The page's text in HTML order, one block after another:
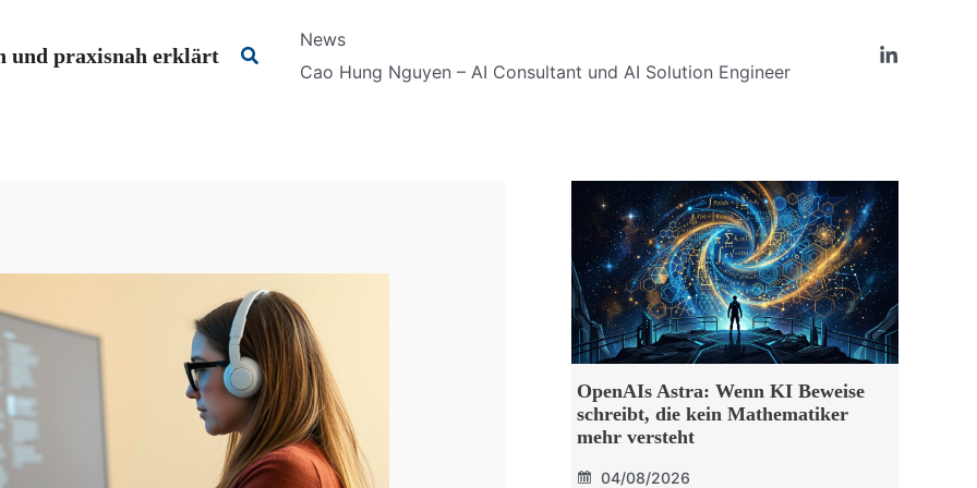
und praxisnah erklärt Suchen
News
Cao Hung Nguyen – AI Consultant und AI Solution Engineer
OpenAIs Astra: Wenn KI Beweise
schreibt, die kein Mathematiker
mehr versteht
04/08/2026